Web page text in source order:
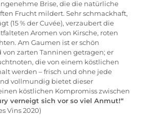
Brise, die die natürliche
Frucht mildert. Sehr schmackhaft,
(15 % der Cuvée), verzaubert die
Aromen von Kirsche, roten
Am Gaumen ist er schön
zarten Tanninen getragen; er
die von einem köstlichen
werden – frisch und ohne jede
vollmundig bietet dieser
köstlichen Kompromiss zwischen
verneigt sich vor so viel Anmut!“
Vins 2020)